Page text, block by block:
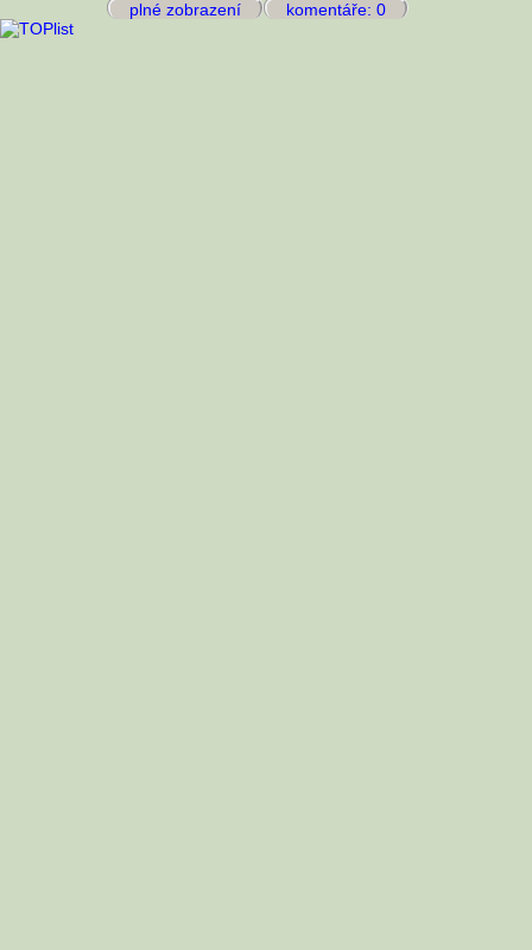
plné zobrazení komentáře: 0